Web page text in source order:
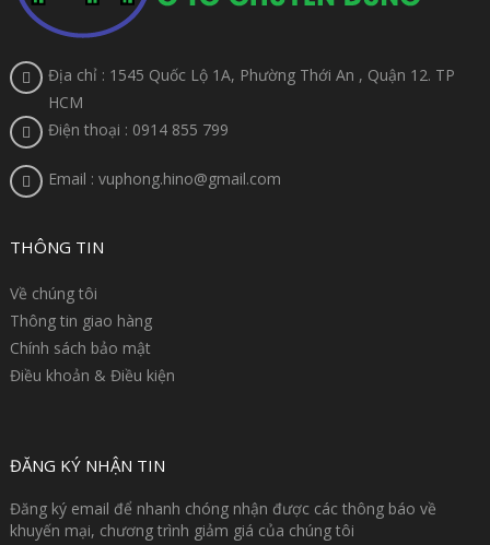
Địa chỉ : 1545 Quốc Lộ 1A, Phường Thới An , Quận 12. TP
HCM
Điện thoại : 0914 855 799
Email : vuphong.hino@gmail.com
THÔNG TIN
Về chúng tôi
Thông tin giao hàng
Chính sách bảo mật
Điều khoản & Điều kiện
ĐĂNG KÝ NHẬN TIN
Đăng ký email để nhanh chóng nhận được các thông báo về
khuyến mại, chương trình giảm giá của chúng tôi